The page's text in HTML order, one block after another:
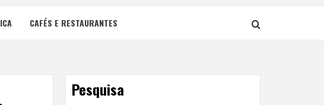
CAFÉS E RESTAURANTES
Pesquisa